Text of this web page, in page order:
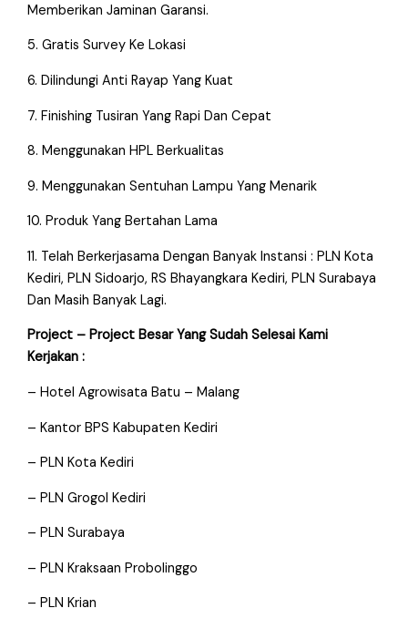
Memberikan Jaminan Garansi.
5. Gratis Survey Ke Lokasi
6. Dilindungi Anti Rayap Yang Kuat
7. Finishing Tusiran Yang Rapi Dan Cepat
8. Menggunakan HPL Berkualitas
9. Menggunakan Sentuhan Lampu Yang Menarik
10. Produk Yang Bertahan Lama
11. Telah Berkerjasama Dengan Banyak Instansi : PLN Kota
Kediri, PLN Sidoarjo, RS Bhayangkara Kediri, PLN Surabaya
Dan Masih Banyak Lagi.
Project – Project Besar Yang Sudah Selesai Kami
Kerjakan :
– Hotel Agrowisata Batu – Malang
– Kantor BPS Kabupaten Kediri
– PLN Kota Kediri
– PLN Grogol Kediri
– PLN Surabaya
– PLN Kraksaan Probolinggo
– PLN Krian